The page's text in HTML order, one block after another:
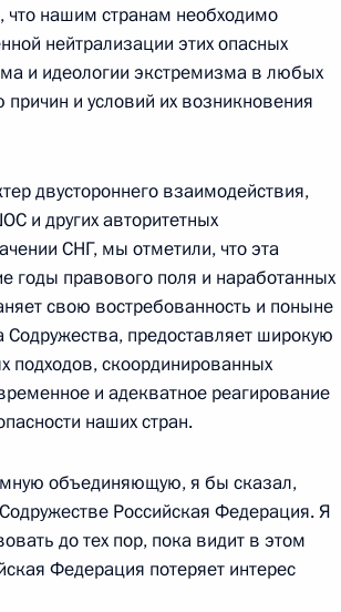
выборах
Исламом
нашим странам необходимо
нейтрализации этих опасных
и идеологии экстремизма в любых
и условий их возникновения
двустороннего взаимодействия,
и других авторитетных
СНГ, мы отметили, что эта
годы правового поля и наработанных
свою востребованность и поныне
Содружества, предоставляет широкую
скоординированных
и адекватное реагирование
наших стран.
объединяющую, я бы сказал,
Российская Федерация. Я
до тех пор, пока видит в этом
Федерация потеряет интерес